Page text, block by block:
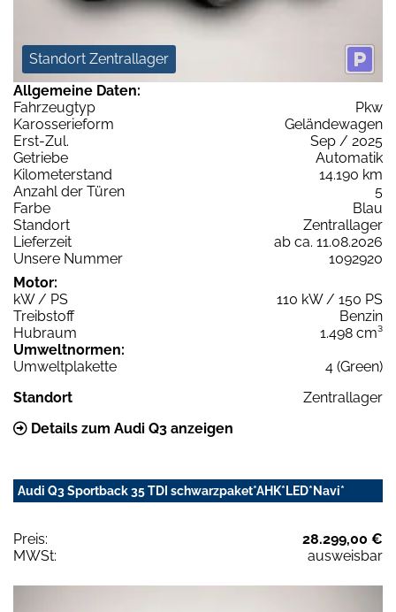
Standort Zentrallager
Allgemeine Daten:
Fahrzeugtyp
Pkw
Karosserieform
Geländewagen
Erst-Zul.
Sep / 2025
Getriebe
Automatik
Kilometerstand
14.190 km
Anzahl der Türen
5
Farbe
Blau
Standort
Zentrallager
Lieferzeit
ab ca. 11.08.2026
Unsere Nummer
1092920
Motor:
kW / PS
110 kW / 150 PS
Treibstoff
Benzin
Hubraum
1.498 cm³
Umweltnormen:
Umweltplakette
4 (Green)
Standort
Zentrallager
Details zum Audi Q3 anzeigen
Audi Q3 Sportback 35 TDI schwarzpaket*AHK*LED*Navi*
Preis:
28.299,00 €
MWSt:
ausweisbar